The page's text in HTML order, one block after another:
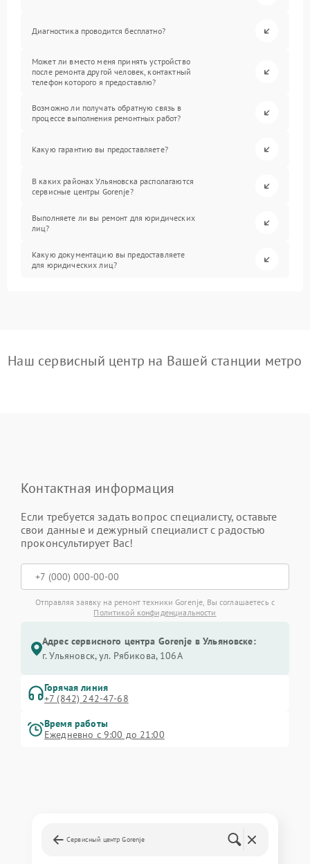
Диагностика проводится бесплатно?
Может ли вместо меня принять устройство
после ремонта другой человек, контактный
телефон которого я предоставлю?
Возможно ли получать обратную связь в
процессе выполнения ремонтных работ?
Какую гарантию вы предоставляете?
В каких районах Ульяновска располагаются
сервисные центры Gorenje?
Выполняете ли вы ремонт для юридических
лиц?
Какую документацию вы предоставляете
для юридических лиц?
Наш сервисный центр на Вашей станции метро
Контактная информация
Если требуется задать вопрос специалисту, оставьте
свои данные и дежурный специалист с радостью
проконсультирует Вас!
Отправляя заявку на ремонт техники Gorenje, Вы соглашаетесь с
Политикой конфиденциальности
Адрес сервисного центра Gorenje в Ульяновске:
г. Ульяновск, ул. Рябикова, 106А
Горячая линия
+7 (842) 242-47-68
Время работы
Ежедневно с 9:00 до 21:00
Сервисный центр Gorenje